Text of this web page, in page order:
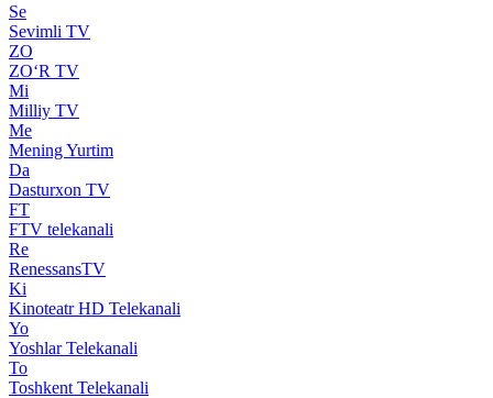
Se
Sevimli TV
ZO
ZO‘R TV
Mi
Milliy TV
Me
Mening Yurtim
Da
Dasturxon TV
FT
FTV telekanali
Re
RenessansTV
Ki
Kinoteatr HD Telekanali
Yo
Yoshlar Telekanali
To
Toshkent Telekanali